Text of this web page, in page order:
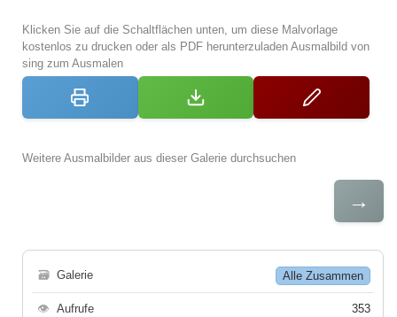
Klicken Sie auf die Schaltflächen unten, um diese Malvorlage
kostenlos zu drucken oder als PDF herunterzuladen Ausmalbild von
sing zum Ausmalen
Weitere Ausmalbilder aus dieser Galerie durchsuchen
→
🗃 Galerie Alle Zusammen
👁 Aufrufe 353